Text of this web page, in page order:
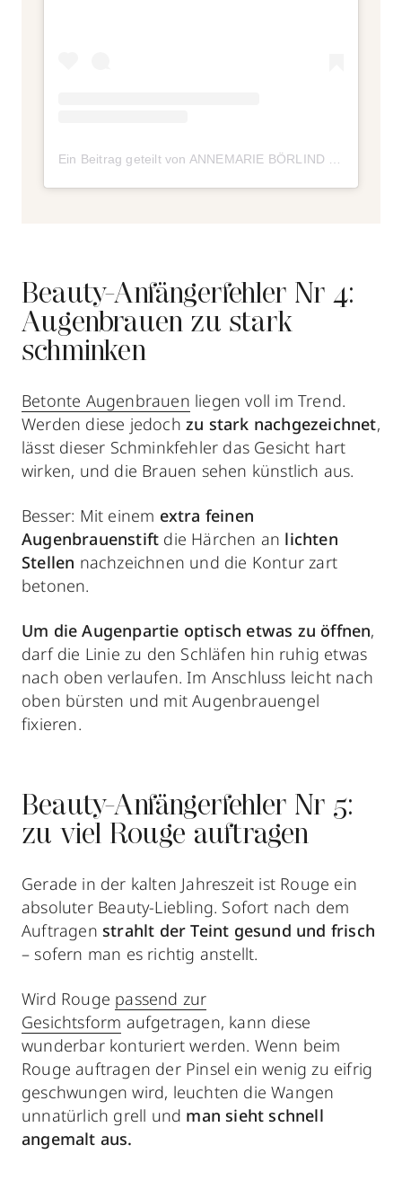
Beauty-Anfängerfehler Nr 4:
Augenbrauen zu stark
schminken
Betonte Augenbrauen liegen voll im Trend.
Werden diese jedoch zu stark nachgezeichnet,
lässt dieser Schminkfehler das Gesicht hart
wirken, und die Brauen sehen künstlich aus.
Besser: Mit einem extra feinen
Augenbrauenstift die Härchen an lichten
Stellen nachzeichnen und die Kontur zart
betonen.
Um die Augenpartie optisch etwas zu öffnen,
darf die Linie zu den Schläfen hin ruhig etwas
nach oben verlaufen. Im Anschluss leicht nach
oben bürsten und mit Augenbrauengel
fixieren.
Beauty-Anfängerfehler Nr 5:
zu viel Rouge auftragen
Gerade in der kalten Jahreszeit ist Rouge ein
absoluter Beauty-Liebling. Sofort nach dem
Auftragen strahlt der Teint gesund und frisch
– sofern man es richtig anstellt.
Wird Rouge passend zur
Gesichtsform aufgetragen, kann diese
wunderbar konturiert werden. Wenn beim
Rouge auftragen der Pinsel ein wenig zu eifrig
geschwungen wird, leuchten die Wangen
unnatürlich grell und man sieht schnell
angemalt aus.